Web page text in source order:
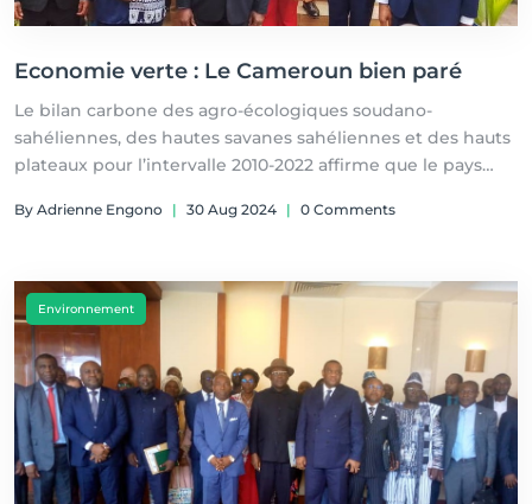
Economie verte : Le Cameroun bien paré
Le bilan carbone des agro-écologiques soudano-
sahéliennes, des hautes savanes sahéliennes et des hauts
plateaux pour l’intervalle 2010-2022 affirme que le pays
By Adrienne Engono | 30 Aug 2024 | 0 Comments
Environnement